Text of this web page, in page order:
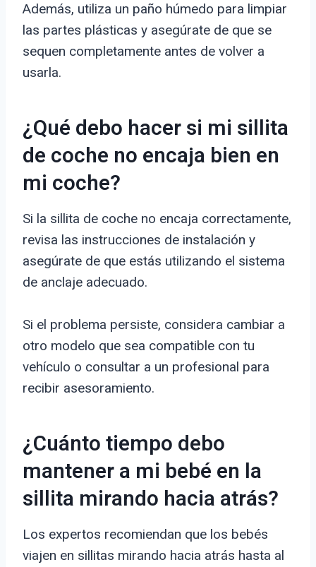
Además, utiliza un paño húmedo para limpiar
las partes plásticas y asegúrate de que se
sequen completamente antes de volver a
usarla.
¿Qué debo hacer si mi sillita
de coche no encaja bien en
mi coche?
Si la sillita de coche no encaja correctamente,
revisa las instrucciones de instalación y
asegúrate de que estás utilizando el sistema
de anclaje adecuado.
Si el problema persiste, considera cambiar a
otro modelo que sea compatible con tu
vehículo o consultar a un profesional para
recibir asesoramiento.
¿Cuánto tiempo debo
mantener a mi bebé en la
sillita mirando hacia atrás?
Los expertos recomiendan que los bebés
viajen en sillitas mirando hacia atrás hasta al